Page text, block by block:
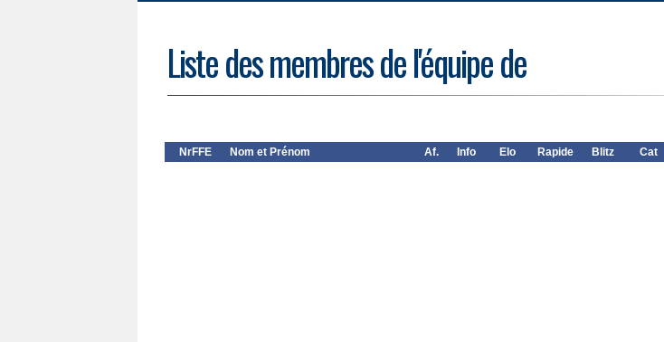
Liste des membres de l'équipe de
NrFFE Nom et Prénom Af. Info Elo Rapide Blitz Cat